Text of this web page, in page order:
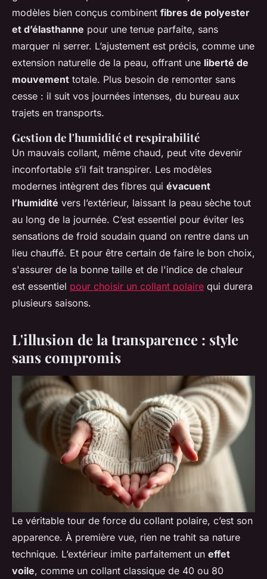
modèles bien conçus combinent fibres de polyester
et d’élasthanne pour une tenue parfaite, sans
marquer ni serrer. L’ajustement est précis, comme une
extension naturelle de la peau, offrant une liberté de
mouvement totale. Plus besoin de remonter sans
cesse : il suit vos journées intenses, du bureau aux
trajets en transports.
Gestion de l'humidité et respirabilité
Un mauvais collant, même chaud, peut vite devenir
inconfortable s’il fait transpirer. Les modèles
modernes intègrent des fibres qui évacuent
l’humidité vers l’extérieur, laissant la peau sèche tout
au long de la journée. C’est essentiel pour éviter les
sensations de froid soudain quand on rentre dans un
lieu chauffé. Et pour être certain de faire le bon choix,
s'assurer de la bonne taille et de l'indice de chaleur
est essentiel pour choisir un collant polaire qui durera
plusieurs saisons.
L'illusion de la transparence : style
sans compromis
Le véritable tour de force du collant polaire, c’est son
apparence. À première vue, rien ne trahit sa nature
technique. L’extérieur imite parfaitement un effet
voile, comme un collant classique de 40 ou 80